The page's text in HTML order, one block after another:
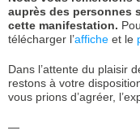
auprès des personnes
cette manifestation.
télécharger l’affiche et le
Dans l’attente du plaisir
restons à votre
vous prions d’agréer,
—